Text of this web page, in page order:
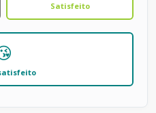
Satisfeito